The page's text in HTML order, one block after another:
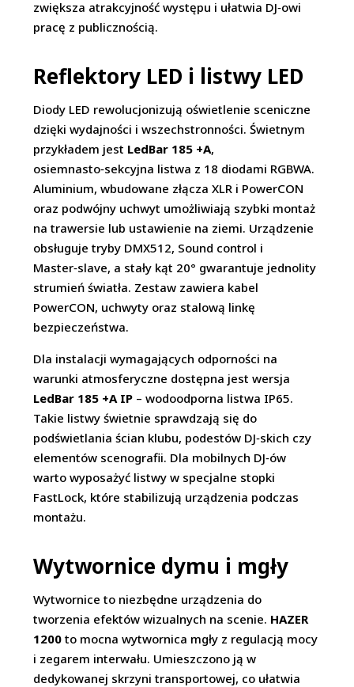
zwiększa atrakcyjność występu i ułatwia DJ‑owi
pracę z publicznością.
Reflektory LED i listwy LED
Diody LED rewolucjonizują oświetlenie sceniczne
dzięki wydajności i wszechstronności. Świetnym
przykładem jest LedBar 185 +A,
osiemnasto‑sekcyjna listwa z 18 diodami RGBWA.
Aluminium, wbudowane złącza XLR i PowerCON
oraz podwójny uchwyt umożliwiają szybki montaż
na trawersie lub ustawienie na ziemi. Urządzenie
obsługuje tryby DMX512, Sound control i
Master‑slave, a stały kąt 20° gwarantuje jednolity
strumień światła. Zestaw zawiera kabel
PowerCON, uchwyty oraz stalową linkę
bezpieczeństwa.
Dla instalacji wymagających odporności na
warunki atmosferyczne dostępna jest wersja
LedBar 185 +A IP – wodoodporna listwa IP65.
Takie listwy świetnie sprawdzają się do
podświetlania ścian klubu, podestów DJ‑skich czy
elementów scenografii. Dla mobilnych DJ‑ów
warto wyposażyć listwy w specjalne stopki
FastLock, które stabilizują urządzenia podczas
montażu.
Wytwornice dymu i mgły
Wytwornice to niezbędne urządzenia do
tworzenia efektów wizualnych na scenie. HAZER
1200 to mocna wytwornica mgły z regulacją mocy
i zegarem interwału. Umieszczono ją w
dedykowanej skrzyni transportowej, co ułatwia